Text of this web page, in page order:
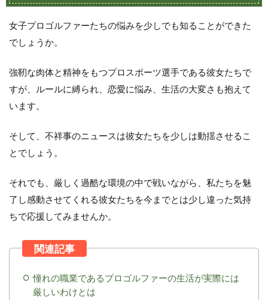
女子プロゴルファーたちの悩みを少しでも知ることができた
でしょうか。
強靭な肉体と精神をもつプロスポーツ選手である彼女たちで
すが、ルールに縛られ、恋愛に悩み、生活の大変さも抱えて
います。
そして、不祥事のニュースは彼女たちを少しは動揺させるこ
とでしょう。
それでも、厳しく過酷な環境の中で戦いながら、私たちを魅
了し感動させてくれる彼女たちを今までとは少し違った気持
ちで応援してみませんか。
憧れの職業であるプロゴルファーの生活が実際には
厳しいわけとは